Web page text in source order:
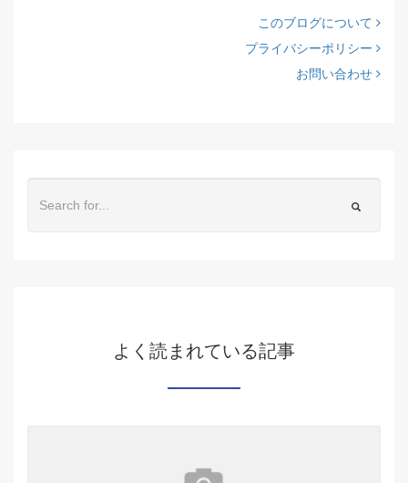
このブログについて
プライバシーポリシー
お問い合わせ
よく読まれている記事